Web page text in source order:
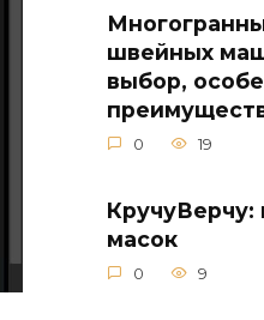
швейных
выбор,
0 19
КручуВерчу:
масок
0 9